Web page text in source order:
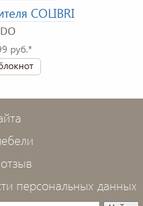
COLIBRI
руб.*
персональных данных